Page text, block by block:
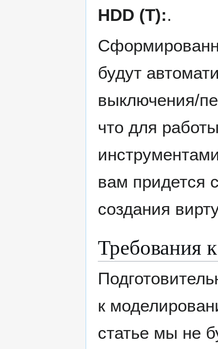
HDD (T):.
будут
выключения/
что для
вам придется
создания
Требования
к
статье мы не